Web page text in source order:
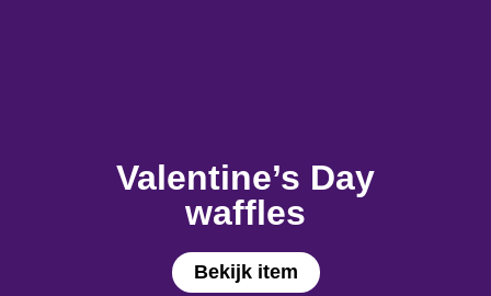
Bekijk item
Valentine’s Day
waffles